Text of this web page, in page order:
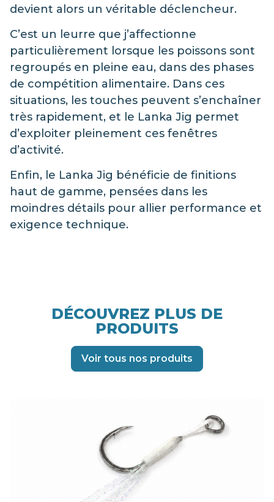
devient alors un véritable déclencheur.
C’est un leurre que j’affectionne
particulièrement lorsque les poissons sont
regroupés en pleine eau, dans des phases
de compétition alimentaire. Dans ces
situations, les touches peuvent s’enchaîner
très rapidement, et le Lanka Jig permet
d’exploiter pleinement ces fenêtres
d’activité.
Enfin, le Lanka Jig bénéficie de finitions
haut de gamme, pensées dans les
moindres détails pour allier performance et
exigence technique.
DÉCOUVREZ PLUS DE
PRODUITS
Voir tous nos produits